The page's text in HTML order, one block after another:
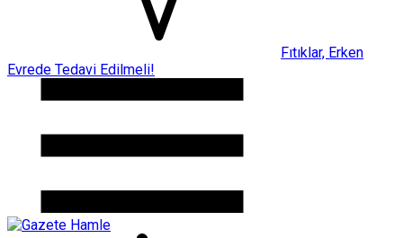
Fıtıklar, Erken
Evrede Tedavi Edilmeli!